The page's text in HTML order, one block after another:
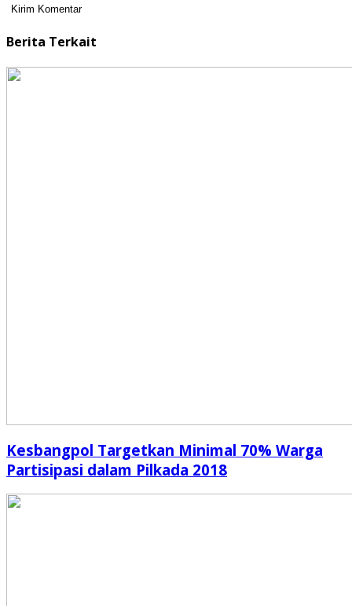
Berita Terkait
Kesbangpol Targetkan Minimal 70% Warga
Partisipasi dalam Pilkada 2018